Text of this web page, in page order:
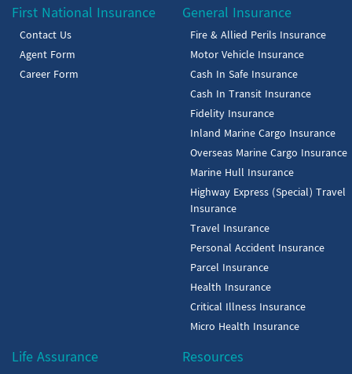
First National Insurance
Contact Us
Agent Form
Career Form
General Insurance
Fire & Allied Perils Insurance
Motor Vehicle Insurance
Cash In Safe Insurance
Cash In Transit Insurance
Fidelity Insurance
Inland Marine Cargo Insurance
Overseas Marine Cargo Insurance
Marine Hull Insurance
Highway Express (Special) Travel
Insurance
Travel Insurance
Personal Accident Insurance
Parcel Insurance
Health Insurance
Critical Illness Insurance
Micro Health Insurance
Life Assurance Resources